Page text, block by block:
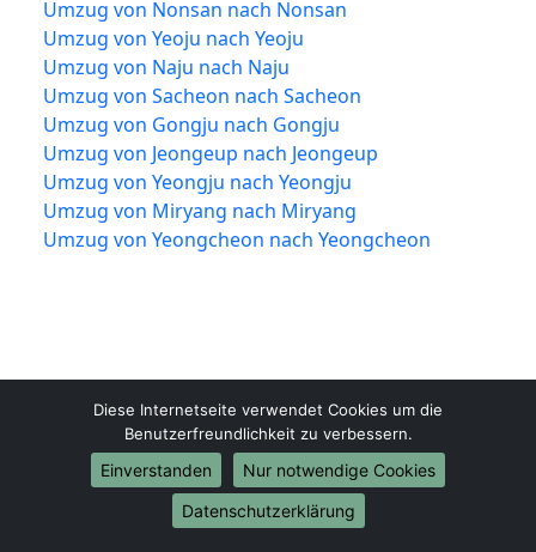
Umzug von Nonsan nach Nonsan
Umzug von Yeoju nach Yeoju
Umzug von Naju nach Naju
Umzug von Sacheon nach Sacheon
Umzug von Gongju nach Gongju
Umzug von Jeongeup nach Jeongeup
Umzug von Yeongju nach Yeongju
Umzug von Miryang nach Miryang
Umzug von Yeongcheon nach Yeongcheon
Mülheim-an-der-Ruhr-Umzugsfirma.de
Mülheim an der Ruhr
Diese Internetseite verwendet Cookies um die
Benutzerfreundlichkeit zu verbessern.
Einverstanden
Nur notwendige Cookies
Datenschutzerklärung